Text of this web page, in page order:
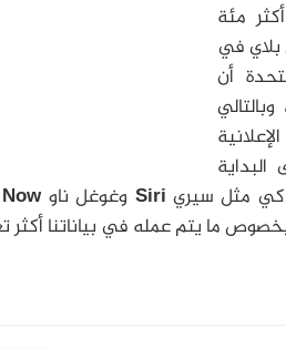
مئة
في
أن
مثل سيري Siri وغوغل ناو
ما يتم عمله في بياناتنا أكثر